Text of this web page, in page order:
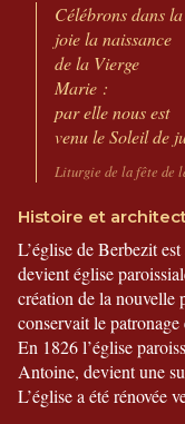
Célébrons dans la
joie la naissance
de la Vierge
Marie :
par elle nous est
venu le Soleil de
Liturgie de la fête de
Histoire et
L’église de Berbezit
devient église
création de la nouvelle
conservait le
En 1826 l’église
Antoine, devient une
L’église a été rénovée